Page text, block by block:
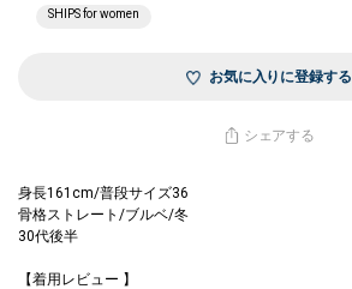
SHIPS for women
お気に入りに登録する
シェアする
身長161cm/普段サイズ36
骨格ストレート/ブルベ/冬
30代後半
【着用レビュー 】